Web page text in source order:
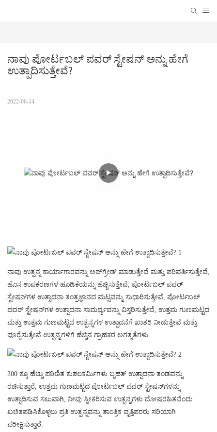
ನಾವು ಪೋರ್ಟಬಲ್ ಪವರ್ ಸ್ಟೇಷನ್ ಅನ್ನು ಹೇಗೆ
ಉತ್ಪಾದಿಸುತ್ತೇವೆ?
2022-06-14
ನಾವು ಉತ್ಪನ್ನ ಕಾರ್ಯಾಗಾರವನ್ನು ಅಪ್‌ಗ್ರೇಡ್ ಮಾಡುತ್ತೇವೆ ಮತ್ತು ಪರಿವರ್ತಿಸುತ್ತೇವೆ,
ಹೊಸ ಉಪಕರಣಗಳ ಹೂಡಿಕೆಯನ್ನು ಹೆಚ್ಚಿಸುತ್ತೇವೆ, ಪೋರ್ಟಬಲ್ ಪವರ್
ಸ್ಟೇಷನ್‌ಗಳ ಉತ್ಪಾದನಾ ತಂತ್ರಜ್ಞಾನದ ಮಟ್ಟವನ್ನು ಸುಧಾರಿಸುತ್ತೇವೆ, ಪೋರ್ಟಬಲ್
ಪವರ್ ಸ್ಟೇಷನ್‌ಗಳ ಉತ್ಪಾದನಾ ಸಾಮರ್ಥ್ಯವನ್ನು ವಿಸ್ತರಿಸುತ್ತೇವೆ, ಉತ್ತಮ ಗುಣಮಟ್ಟದ
ಮತ್ತು ಉತ್ತಮ ಗುಣಮಟ್ಟದ ಉತ್ಪನ್ನಗಳ ಉತ್ಪಾದನೆಗೆ ಖಾತರಿ ನೀಡುತ್ತೇವೆ ಮತ್ತು
ಪೂರೈಸುತ್ತೇವೆ ಉತ್ಪನ್ನಗಳಿಗೆ ಹೆಚ್ಚಿನ ಗ್ರಾಹಕರ ಅಗತ್ಯತೆಗಳು.
200 ಕ್ಕೂ ಹೆಚ್ಚು ಪರಿಣಿತ ಕುಶಲಕರ್ಮಿಗಳು ಬೃಹತ್ ಉತ್ಪಾದನಾ ತಂಡವನ್ನು
ರಚಿಸುತ್ತಾರೆ, ಉತ್ತಮ ಗುಣಮಟ್ಟದ ಪೋರ್ಟಬಲ್ ಪವರ್ ಸ್ಟೇಷನ್‌ಗಳನ್ನು
ಉತ್ಪಾದಿಸುವ ಸಲುವಾಗಿ, ನೀವು ಸ್ವೀಕರಿಸುವ ಉತ್ಪನ್ನಗಳು ದೋಷರಹಿತವೆಂದು
ಖಚಿತಪಡಿಸಿಕೊಳ್ಳಲು ಪ್ರತಿ ಉತ್ಪನ್ನವನ್ನು ತಾಂತ್ರಿಕ ವೃತ್ತಿಪರರು ಸರಿಯಾಗಿ
ಪರೀಕ್ಷಿಸುತ್ತಾರೆ.